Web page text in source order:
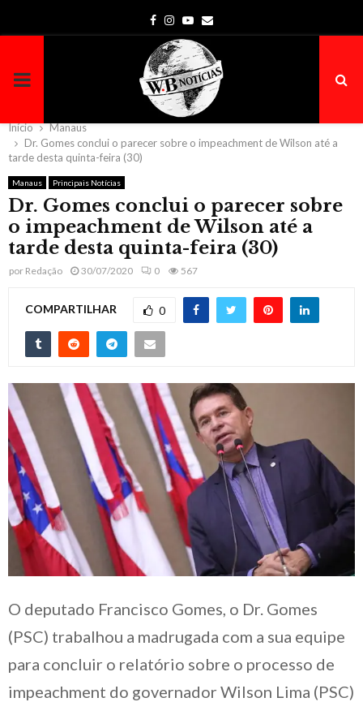
Facebook
Instagram
Youtube
Email
PRIMARY
MENU
Início
Manaus
Dr. Gomes conclui o parecer sobre o impeachment de Wilson até a
tarde desta quinta-feira (30)
Manaus Principais Notícias
Dr. Gomes conclui o parecer sobre
o impeachment de Wilson até a
tarde desta quinta-feira (30)
por Redação 30/07/2020 0 567
COMPARTILHAR 0
O deputado Francisco Gomes, o Dr. Gomes
(PSC) trabalhou a madrugada com a sua equipe
para concluir o relatório sobre o processo de
impeachment do governador Wilson Lima (PSC)